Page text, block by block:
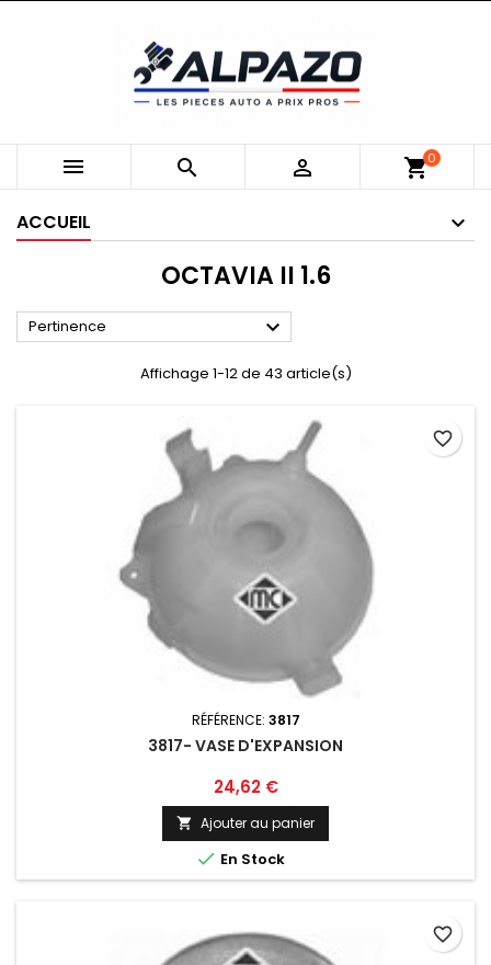
   shopping_cart0
ACCUEIL
OCTAVIA II 1.6
Pertinence 
Affichage 1-12 de 43 article(s)
RÉFÉRENCE: 3817
3817- VASE D'EXPANSION
Prix
24,62 €
 Ajouter au panier
 En Stock
favorite_border
favorite_border